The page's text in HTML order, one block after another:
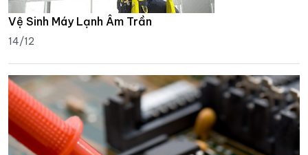
Vệ Sinh Máy Lạnh Âm Trần
14/12